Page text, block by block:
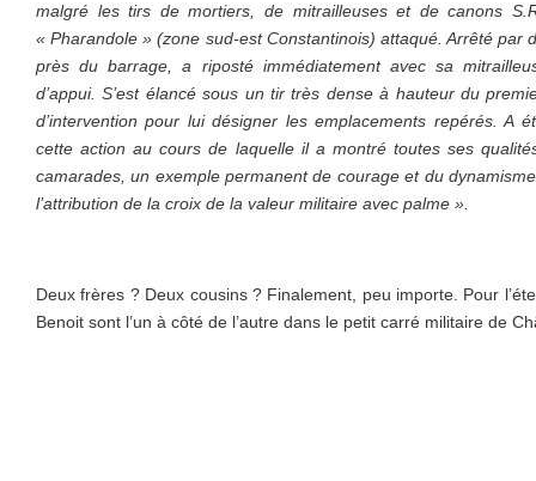
malgré les tirs de mortiers, de mitrailleuses et de canons
« Pharandole » (zone sud-est Constantinois) attaqué. Arrêté par
près du barrage, a riposté immédiatement avec sa
d’appui. S’est élancé sous un tir très dense à hauteur du
d’intervention pour lui désigner les emplacements repérés. A
cette action au cours de laquelle il a montré toutes ses
camarades, un exemple permanent de courage et du
l’attribution de la croix de la valeur militaire avec palme ».
Deux frères ? Deux cousins ? Finalement, peu importe. Pour
Benoit sont l’un à côté de l’autre dans le petit carré militaire de